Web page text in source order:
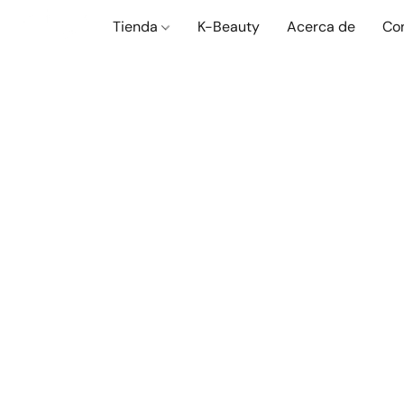
Tienda K-Beauty Acerca de